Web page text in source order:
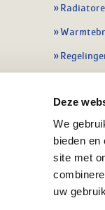
Deze
We
bieden
site met
uw
Alle